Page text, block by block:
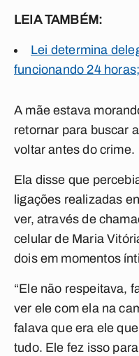
LEIA TAMBÉM:
Lei determina
funcionando 24
A mãe estava
retornar para buscar
voltar antes do crime.
Ela disse que
ligações realizadas
ver, através de
celular de Maria
dois em momentos
“Ele não respeitava,
ver ele com ela na
falava que era ele
tudo. Ele fez isso